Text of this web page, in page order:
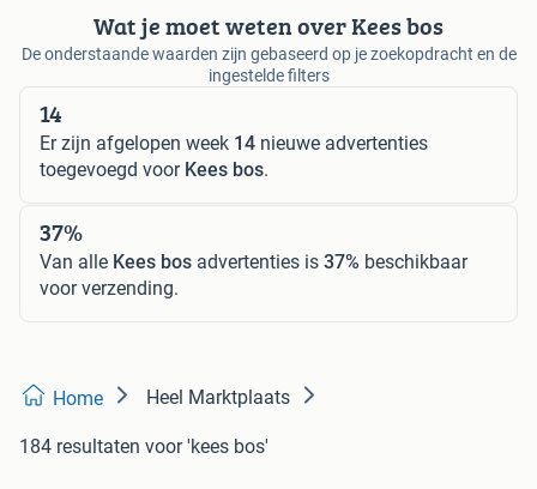
Wat je moet weten over Kees bos
De onderstaande waarden zijn gebaseerd op je zoekopdracht en de
ingestelde filters
14
Er zijn afgelopen week 14 nieuwe advertenties
toegevoegd voor Kees bos.
37%
Van alle Kees bos advertenties is 37% beschikbaar
voor verzending.
Home Heel Marktplaats
184 resultaten voor 'kees bos'